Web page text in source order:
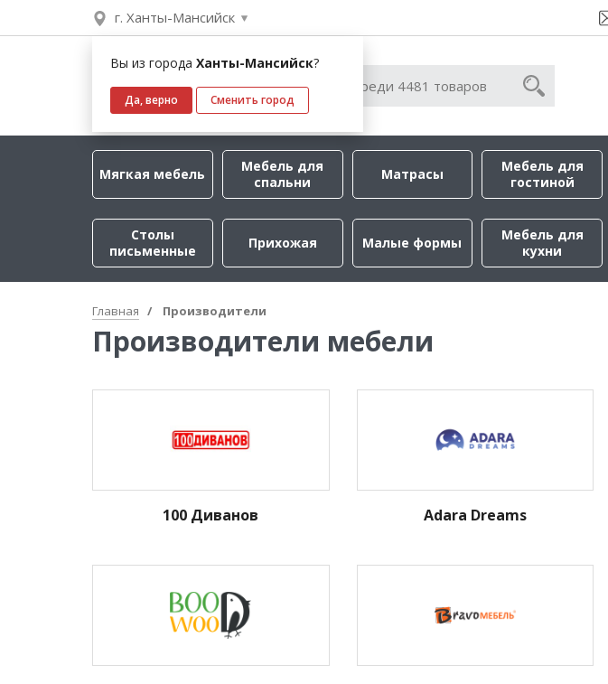
г. Ханты-Мансийск
Вы из города Ханты-Мансийск?
Да, верно Сменить город
Мягкая мебель
Мебель для
спальни
Матрасы
Мебель для
гостиной
Столы
письменные
Прихожая Малые формы
Мебель для
кухни
Главная Производители
Производители мебели
100 Диванов Adara Dreams